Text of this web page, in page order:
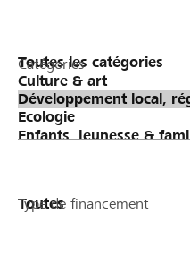
Catégories
Type de financement